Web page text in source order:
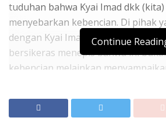
tuduhan bahwa Kyai Imad dkk
menyebarkan kebencian. Di pihak
dengan Kyai Imad dkk ada
bersikeras menepis bahwa ini
kebencian melainkan
Ditilik dari motifnya, lemparan
Baalwi dan budak-budaknya tidak
Continue